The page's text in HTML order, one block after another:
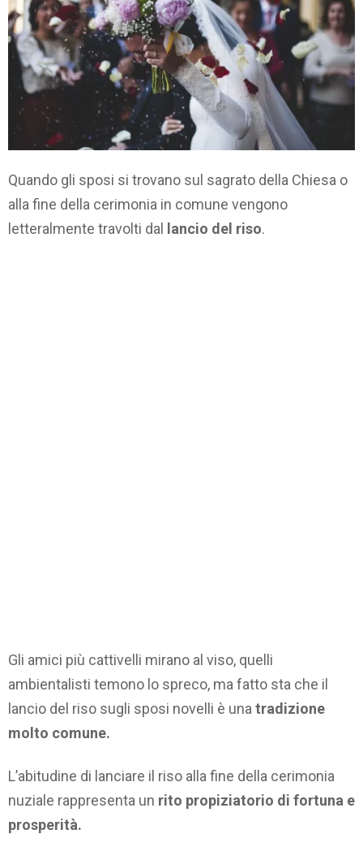
Quando gli sposi si trovano sul sagrato della Chiesa o
alla fine della cerimonia in comune vengono
letteralmente travolti dal
lancio del riso.
Gli amici più cattivelli mirano al viso, quelli
ambientalisti temono lo spreco, ma fatto sta che il
lancio del riso sugli sposi novelli è unatradizione
molto comune.
L’abitudine di lanciare il riso alla fine della cerimonia
nuziale rappresenta un rito propiziatorio di fortuna e
prosperità.